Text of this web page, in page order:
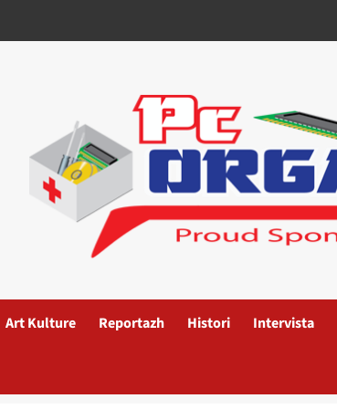
Art Kulture Reportazh Histori Intervista